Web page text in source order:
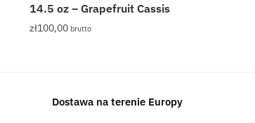
14.5 oz – Grapefruit Cassis
zł100,00 brutto
Dostawa na terenie Europy